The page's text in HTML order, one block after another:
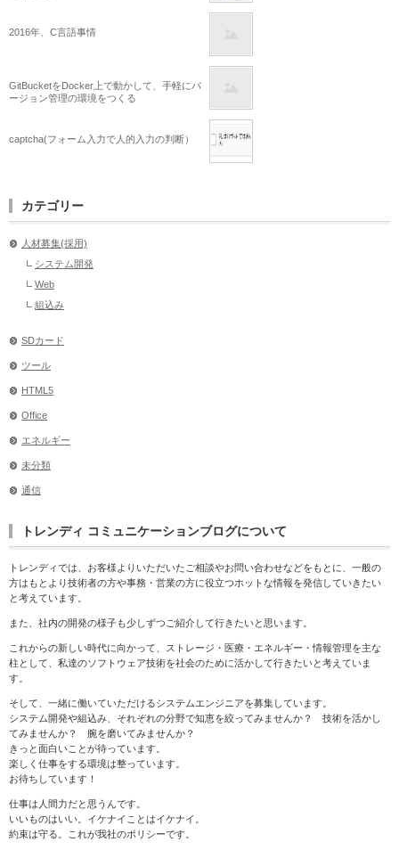
2016年、C言語事情
GitBucketをDocker上で動かして、手軽にバ
ージョン管理の環境をつくる
captcha(フォーム入力で人的入力の判断）
カテゴリー
人材募集(採用)
システム開発
Web
組込み
SDカード
ツール
HTML5
Office
エネルギー
未分類
通信
トレンディ コミュニケーションブログについて
トレンディでは、お客様よりいただいたご相談やお問い合わせなどをもとに、一般の
方はもとより技術者の方や事務・営業の方に役立つホットな情報を発信していきたい
と考えています。
また、社内の開発の様子も少しずつご紹介して行きたいと思います。
これからの新しい時代に向かって、ストレージ・医療・エネルギー・情報管理を主な
柱として、私達のソフトウェア技術を社会のために活かして行きたいと考えていま
す。
そして、一緒に働いていただけるシステムエンジニアを募集しています。
システム開発や組込み、それぞれの分野で知恵を絞ってみませんか？ 技術を活かし
てみませんか？ 腕を磨いてみませんか？
きっと面白いことが待っています。
楽しく仕事をする環境は整っています。
お待ちしています！
仕事は人間力だと思うんです。
いいものはいい。イケナイことはイケナイ。
約束は守る。これが我社のポリシーです。